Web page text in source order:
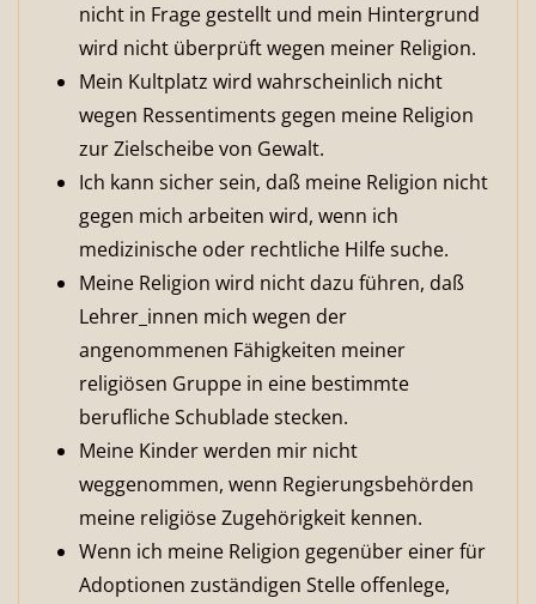
nicht in Frage gestellt und mein Hintergrund
wird nicht überprüft wegen meiner Religion.
Mein Kultplatz wird wahrscheinlich nicht
wegen Ressentiments gegen meine Religion
zur Zielscheibe von Gewalt.
Ich kann sicher sein, daß meine Religion nicht
gegen mich arbeiten wird, wenn ich
medizinische oder rechtliche Hilfe suche.
Meine Religion wird nicht dazu führen, daß
Lehrer_innen mich wegen der
angenommenen Fähigkeiten meiner
religiösen Gruppe in eine bestimmte
berufliche Schublade stecken.
Meine Kinder werden mir nicht
weggenommen, wenn Regierungsbehörden
meine religiöse Zugehörigkeit kennen.
Wenn ich meine Religion gegenüber einer für
Adoptionen zuständigen Stelle offenlege,